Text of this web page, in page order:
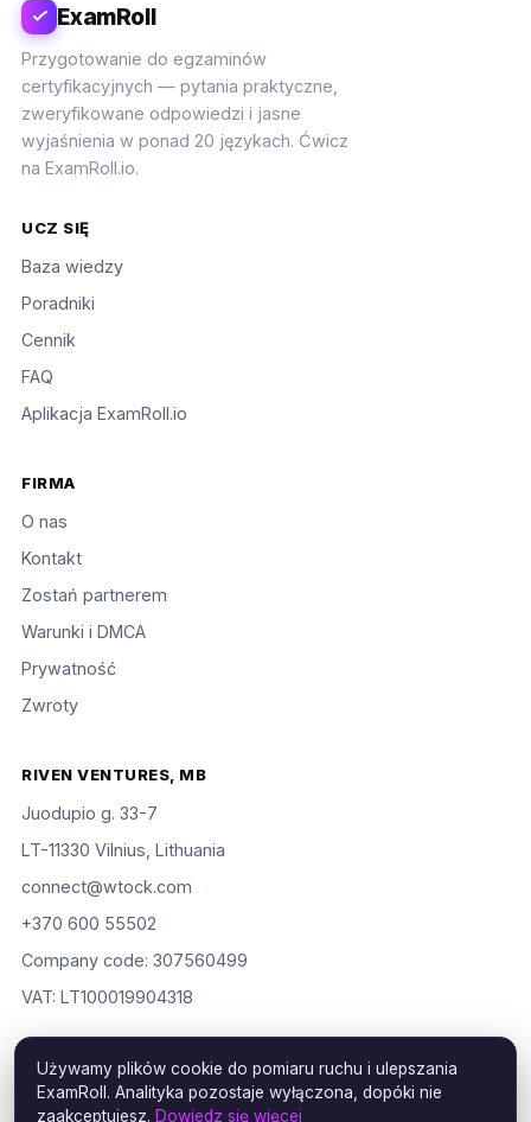
ExamRoll
Przygotowanie do egzaminów
certyfikacyjnych — pytania praktyczne,
zweryfikowane odpowiedzi i jasne
wyjaśnienia w ponad 20 językach. Ćwicz
na ExamRoll.io.
UCZ SIĘ
Baza wiedzy
Poradniki
Cennik
FAQ
Aplikacja ExamRoll.io
FIRMA
O nas
Kontakt
Zostań partnerem
Warunki i DMCA
Prywatność
Zwroty
RIVEN VENTURES, MB
Juodupio g. 33-7
LT-11330 Vilnius, Lithuania
connect@wtock.com
+370 600 55502
Company code: 307560499
VAT: LT100019904318
© 2016–2026 Riven Ventures, MB. Wszelkie prawa zastrzeżone.
Używamy plików cookie do pomiaru ruchu i ulepszania
ExamRoll. Analityka pozostaje wyłączona, dopóki nie
zaakceptujesz. Dowiedz się więcej